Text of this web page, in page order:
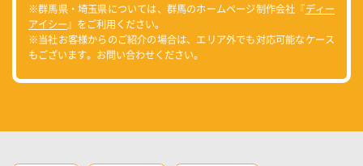
※群馬県・埼玉県については、群馬のホームページ制作会社『ディー
アイシー』をご利用ください。
※当社お客様からのご紹介の場合は、エリア外でも対応可能なケース
もございます。お問い合わせください。